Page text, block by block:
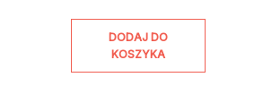
DODAJ DO
KOSZYKA